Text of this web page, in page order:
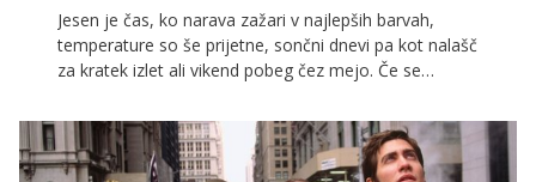
Jesen je čas, ko narava zažari v najlepših barvah,
temperature so še prijetne, sončni dnevi pa kot nalašč
za kratek izlet ali vikend pobeg čez mejo. Če se
najbolj čarobno destinacijo, ki bo pričarala pravo
jesensko vzdušje in nepozabno doživetje.